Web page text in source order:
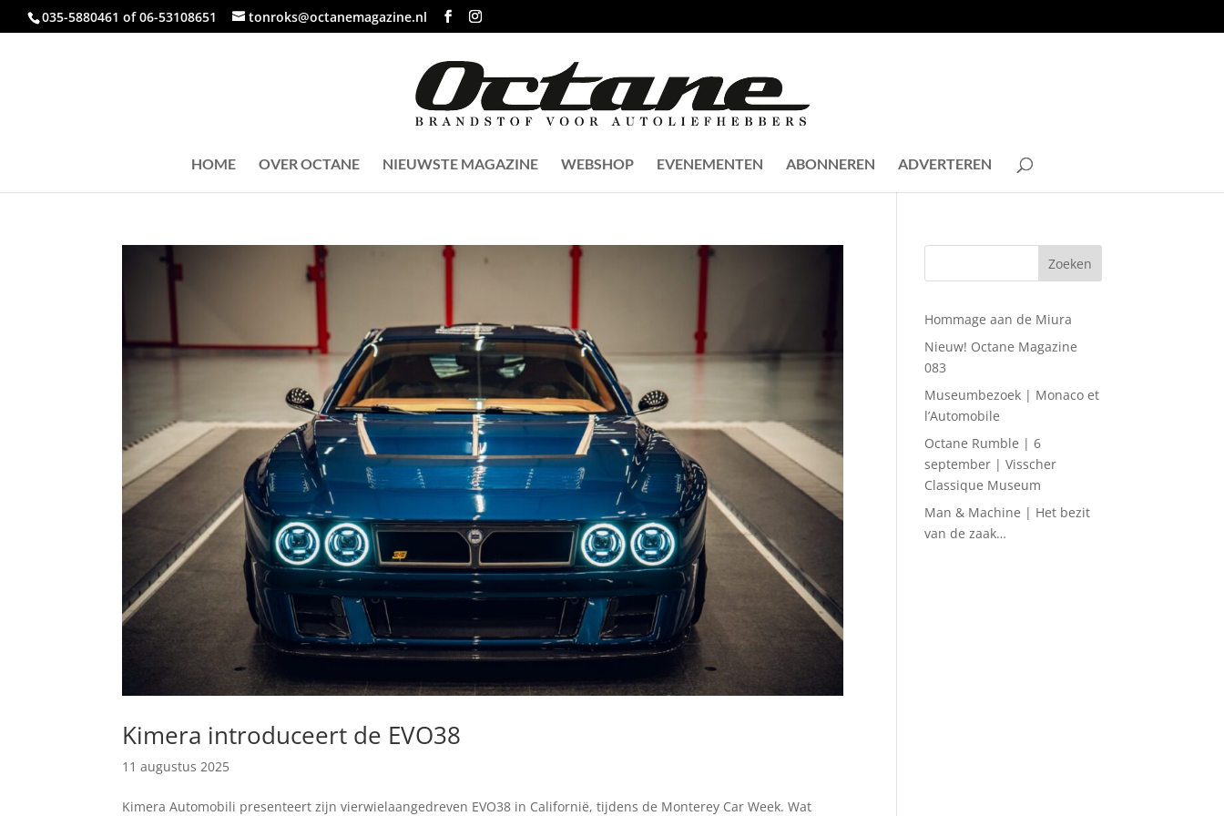
035-5880461 of 06-53108651 tonroks@octanemagazine.nl
HOME OVER OCTANE NIEUWSTE MAGAZINE WEBSHOP EVENEMENTEN ABONNEREN ADVERTEREN
Kimera introduceert de EVO38
11 augustus 2025
Kimera Automobili presenteert zijn vierwielaangedreven EVO38 in Californië, tijdens de Monterey Car Week. Wat
Hommage aan de Miura
Nieuw! Octane Magazine
083
Museumbezoek | Monaco et
l’Automobile
Octane Rumble | 6
september | Visscher
Classique Museum
Man & Machine | Het bezit
van de zaak…